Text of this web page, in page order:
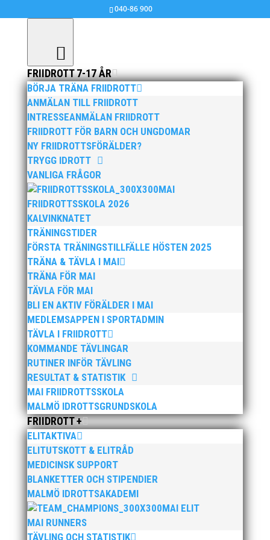
040-86 900
FRIIDROTT 7-17 ÅR
BÖRJA TRÄNA FRIIDROTT
ANMÄLAN TILL FRIIDROTT
INTRESSEANMÄLAN FRIIDROTT
FRIIDROTT FÖR BARN OCH UNGDOMAR
NY FRIIDROTTSFÖRÄLDER?
TRYGG IDROTT
VANLIGA FRÅGOR
MAI
FRIIDROTTSSKOLA 2026
KALVINKNATET
TRÄNINGSTIDER
FÖRSTA TRÄNINGSTILLFÄLLE HÖSTEN 2025
TRÄNA & TÄVLA I MAI
TRÄNA FÖR MAI
TÄVLA FÖR MAI
BLI EN AKTIV FÖRÄLDER I MAI
MEDLEMSAPPEN I SPORTADMIN
TÄVLA I FRIIDROTT
KOMMANDE TÄVLINGAR
RUTINER INFÖR TÄVLING
RESULTAT & STATISTIK
MAI FRIIDROTTSSKOLA
MALMÖ IDROTTSGRUNDSKOLA
FRIIDROTT +
ELITAKTIVA
ELITUTSKOTT & ELITRÅD
MEDICINSK SUPPORT
BLANKETTER OCH STIPENDIER
MALMÖ IDROTTSAKADEMI
MAI ELIT
MAI RUNNERS
TÄVLING OCH STATISTIK
Resultatlista Veteran-DM i Malmö 21
januari 2017
jan 28, 2017|Ingen kategori,MAI MASTERS
Resultatlista
Publicerat tidigare
Nu kan du se när första och sista träningstillfälle för
Hösten 2024. Klicka här!
Malmöloppet gick av stapeln i lördags i ett riktigt
ruskväder. Fast det bromsade inte vår löpargrupp
som verkligen visade framfötterna.